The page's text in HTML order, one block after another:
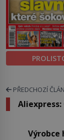
PŘEDCHOZÍ
Výrobce